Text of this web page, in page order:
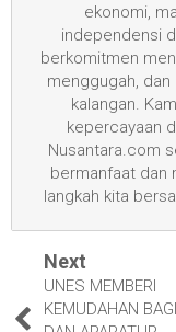
ekonomi,
independensi
berkomitmen
menggugah,
kalangan.
kepercayaan
Nusantara.com
bermanfaat dan
langkah kita
Next
UNES MEMBERI
KEMUDAHAN